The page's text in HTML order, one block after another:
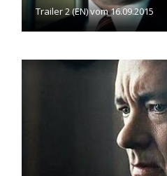
Trailer 2 (EN) vom 16.09.2015